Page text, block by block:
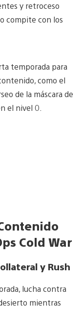
y retroceso
compite con los
temporada para
como el
de la máscara de
el nivel 0.
Cold War
y Rush
lucha contra
mientras